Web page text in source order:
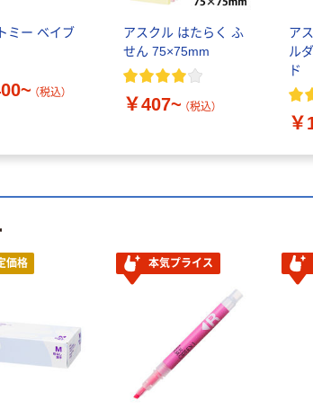
ミー ベイブ
（税込）
アスクル はたらく ふ
せん 75×75mm
￥407~ （税込）
ア
ル
ド
￥
価格 本気プライス